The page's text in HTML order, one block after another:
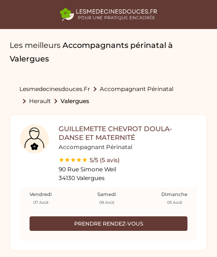
Les meilleurs Accompagnants périnatal à
Valergues
Lesmedecinesdouces.fr
Accompagnant Périnatal
Herault
Valergues
GUILLEMETTE CHEVROT DOULA-
DANSE ET MATERNITÉ
Accompagnant Périnatal
5/5 (5 avis)
90 Rue Simone Weil
34130 Valergues
PRENDRE RENDEZ-VOUS
Vendredi
07 Août
Samedi
08 Août
Dimanche
09 Août